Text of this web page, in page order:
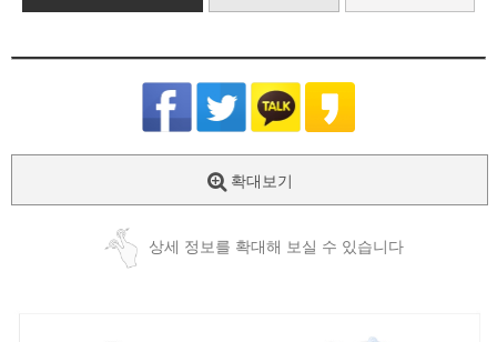
확대보기
상세 정보를 확대해 보실 수 있습니다